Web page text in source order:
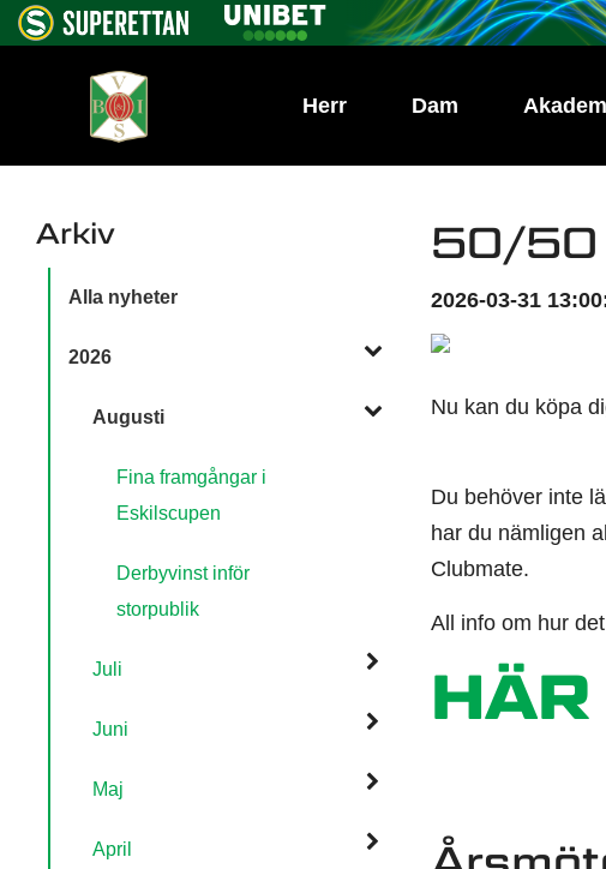
Herr Dam
Arkiv
Alla nyheter
2026
Augusti
Fina framgångar i
Eskilscupen
Derbyvinst inför
storpublik
Juli
Juni
Maj
April
50/50
2026-03-31
Nu kan du köpa
Du behöver inte
har du nämligen
Clubmate.
All info om hur
HÄR